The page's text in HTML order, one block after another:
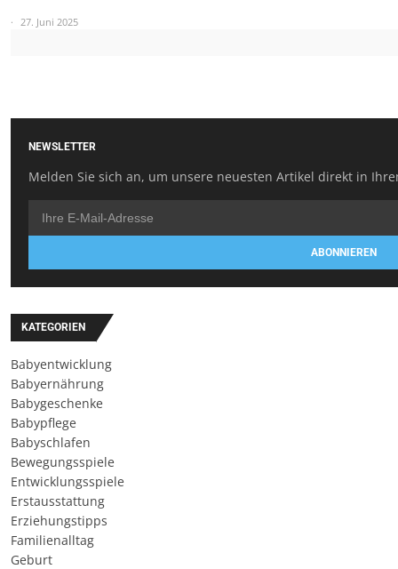
27. Juni 2025
NEWSLETTER
Melden Sie sich an, um unsere neuesten Artikel direkt in
ABONNIEREN
KATEGORIEN
Babyentwicklung
Babyernährung
Babygeschenke
Babypflege
Babyschlafen
Bewegungsspiele
Entwicklungsspiele
Erstausstattung
Erziehungstipps
Familienalltag
Geburt